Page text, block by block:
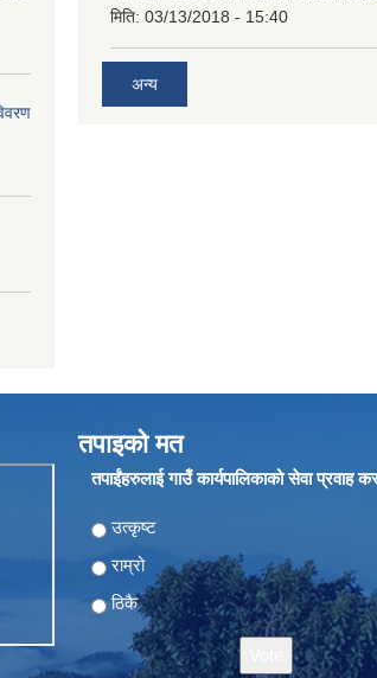
मिति: 03/13/2018 - 15:40
अन्य
तपाइको मत
तपाईंहरुलाई गाउँ कार्यपालिकाको सेवा प्रवाह
Choices
उत्कृष्ट
राम्रो
ठिकै